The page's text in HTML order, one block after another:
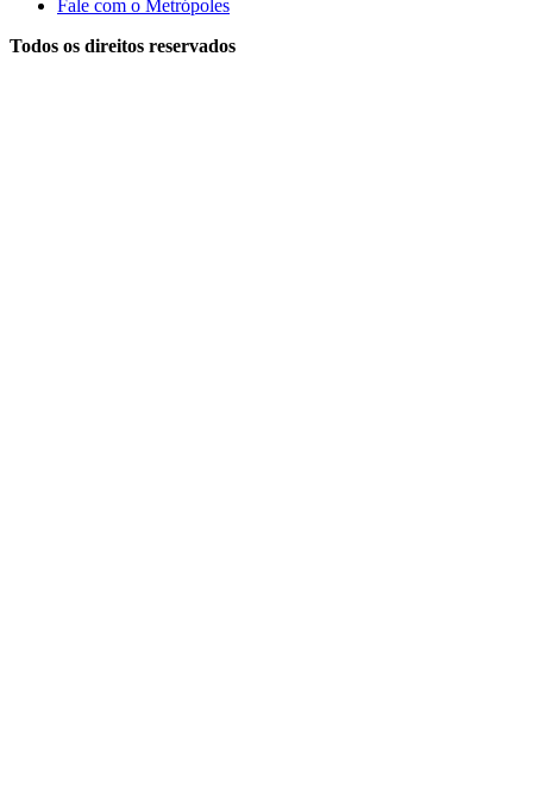
Fale com o Metrópoles
Todos os direitos reservados